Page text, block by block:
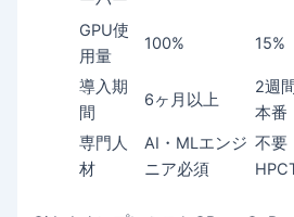
GPU使
用量
100% 15%
導入期
間
6ヶ月以上
2週
本番
専門人
材
AI・MLエンジ
ニア必須
不要